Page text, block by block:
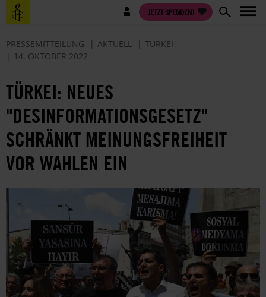
Direkt
zum
Benutzermenü JETZT SPENDEN!
PRESSEMITTEILUNG AKTUELL
TÜRKEI
14. OKTOBER 2022
TÜRKEI: NEUES
"DESINFORMATIONSGESETZ"
SCHRÄNKT MEINUNGSFREIHEIT
VOR WAHLEN EIN